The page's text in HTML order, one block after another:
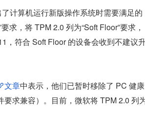
计算机运行新版操作系统时需要满足的
求，将 TPM 2.0 列为“Soft Floor”要求，
，符合 Soft Floor 的设备会收到不建议
文章中表示，他们已暂时移除了 PC 健康
求兼容）。目前，微软将 TPM 2.0 列